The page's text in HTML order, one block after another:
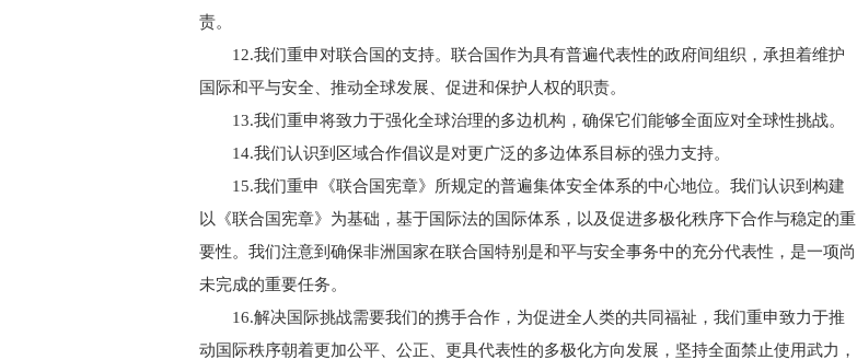
责。
12.我们重申对联合国的支持。联合国作为具有普遍代表性的政府间组织，承担着维护
国际和平与安全、推动全球发展、促进和保护人权的职责。
13.我们重申将致力于强化全球治理的多边机构，确保它们能够全面应对全球性挑战。
14.我们认识到区域合作倡议是对更广泛的多边体系目标的强力支持。
15.我们重申《联合国宪章》所规定的普遍集体安全体系的中心地位。我们认识到构建
以《联合国宪章》为基础，基于国际法的国际体系，以及促进多极化秩序下合作与稳定的重
要性。我们注意到确保非洲国家在联合国特别是和平与安全事务中的充分代表性，是一项尚
未完成的重要任务。
16.解决国际挑战需要我们的携手合作，为促进全人类的共同福祉，我们重申致力于推
动国际秩序朝着更加公平、公正、更具代表性的多极化方向发展，坚持全面禁止使用武力，